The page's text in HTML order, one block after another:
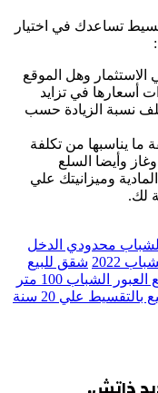
تساعدك في اختيار
الاستثمار وهل الموقع
أسعارها في تزايد
نسبة الزيادة حسب
ما يناسبها من تكلفة
وأيضا السلع
وميزانيتك علي
لك.
محدودي الدخل
2022
شقق للبيع
الشباب 100 متر
علي 20 سنة